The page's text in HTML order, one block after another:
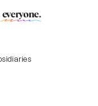
everyone.